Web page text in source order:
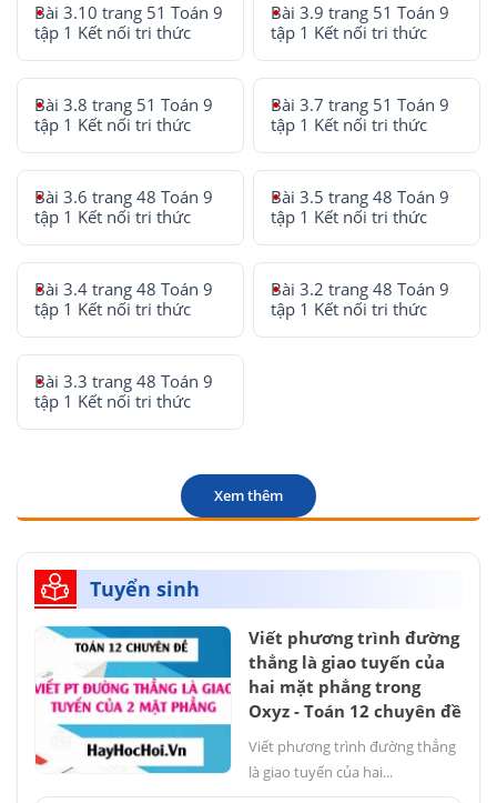
Bài 3.10 trang 51 Toán 9
tập 1 Kết nối tri thức
Bài 3.9 trang 51 Toán 9
tập 1 Kết nối tri thức
Bài 3.8 trang 51 Toán 9
tập 1 Kết nối tri thức
Bài 3.7 trang 51 Toán 9
tập 1 Kết nối tri thức
Bài 3.6 trang 48 Toán 9
tập 1 Kết nối tri thức
Bài 3.5 trang 48 Toán 9
tập 1 Kết nối tri thức
Bài 3.4 trang 48 Toán 9
tập 1 Kết nối tri thức
Bài 3.2 trang 48 Toán 9
tập 1 Kết nối tri thức
Bài 3.3 trang 48 Toán 9
tập 1 Kết nối tri thức
Xem thêm
Tuyển sinh
Viết phương trình đường
thẳng là giao tuyến của
hai mặt phẳng trong
Oxyz - Toán 12 chuyên đề
Viết phương trình đường thẳng
là giao tuyến của hai...